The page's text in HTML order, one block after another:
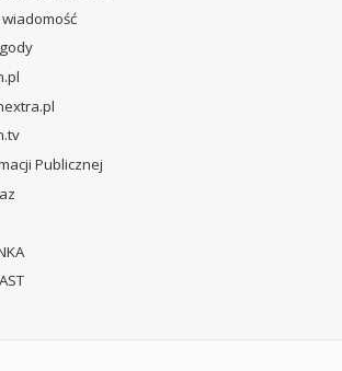
Publicznej